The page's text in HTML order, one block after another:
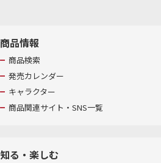
商品情報
商品検索
発売カレンダー
キャラクター
商品関連サイト・SNS一覧
知る・楽しむ